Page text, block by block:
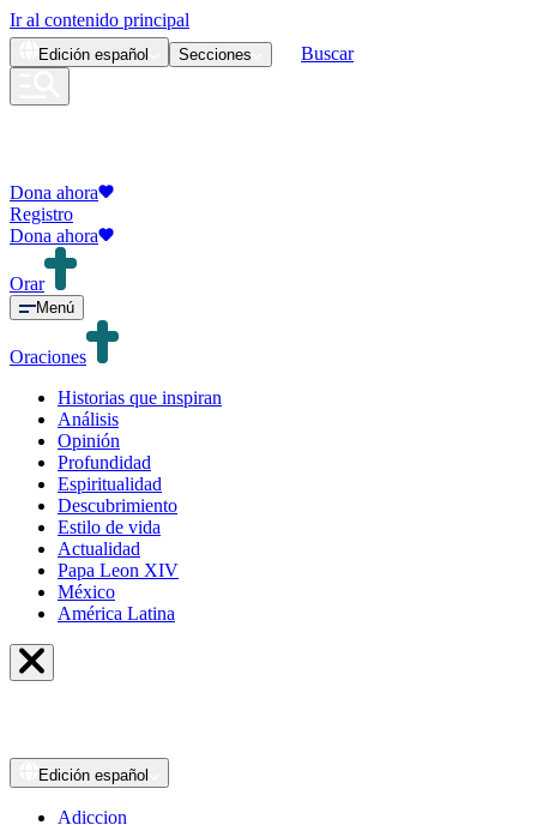
Ir al contenido principal
Edición español Secciones Buscar
Dona ahora
Registro
Dona ahora
Orar
Menú
Oraciones
Historias que inspiran
Análisis
Opinión
Profundidad
Espiritualidad
Descubrimiento
Estilo de vida
Actualidad
Papa Leon XIV
México
América Latina
Edición español
Adiccion